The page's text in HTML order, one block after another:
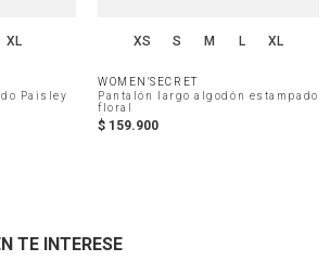
XL
Paisley
XS S M L XL
WOMEN'SECRET
Pantalón largo algodón estampado
floral
$ 159.900
TE INTERESE